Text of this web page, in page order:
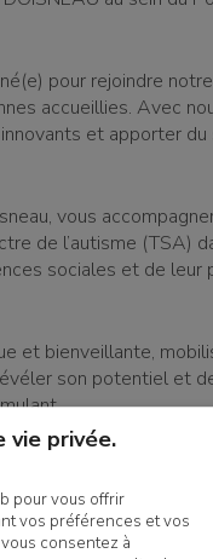
pour rejoindre
accueillies. Avec
et apporter du
vous
de l’autisme (TSA)
sociales et de leur
et bienveillante,
son potentiel et
temps de leur
en tenant
vie privée.
pour vous offrir
vos préférences et vos
consentez à